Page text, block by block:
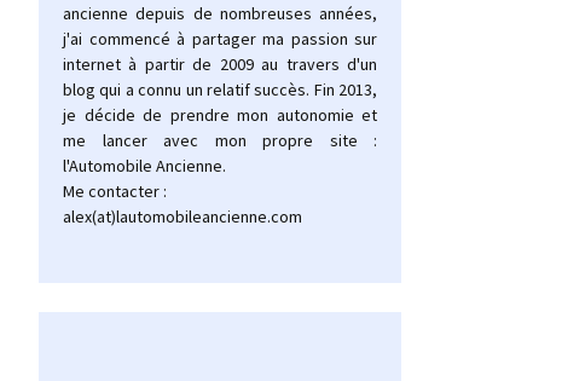
ancienne depuis de nombreuses années,
j'ai commencé à partager ma passion sur
internet à partir de 2009 au travers d'un
blog qui a connu un relatif succès. Fin 2013,
je décide de prendre mon autonomie et
me lancer avec mon propre site :
l'Automobile Ancienne.
Me contacter :
alex(at)lautomobileancienne.com